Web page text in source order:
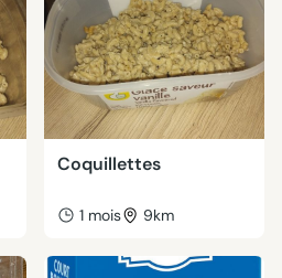
Coquillettes
1 mois 9km